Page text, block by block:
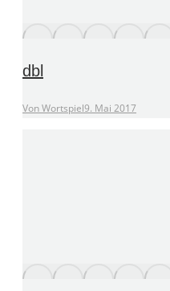
dbl
VonWortspiel9. Mai 2017